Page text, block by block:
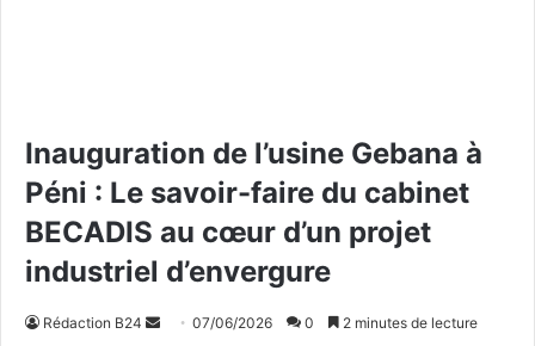
Inauguration de l’usine Gebana à
Péni : Le savoir-faire du cabinet
BECADIS au cœur d’un projet
industriel d’envergure
Rédaction B24 07/06/2026 0 2 minutes de lecture